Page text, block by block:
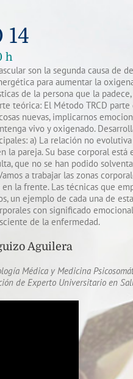
14
h
son la segunda causa de
para aumentar la
de la persona que la
teórica: El Método TRCD
nuevas, implicarnos
vivo y oxigenado.
a) La relación no
la pareja. Su base corporal
que no se han podido
a trabajar las zonas
la frente. Las técnicas que
un ejemplo de cada una de
con significado
de la enfermedad.
Aguilera
Médica y Medicina
de Experto Universitario en